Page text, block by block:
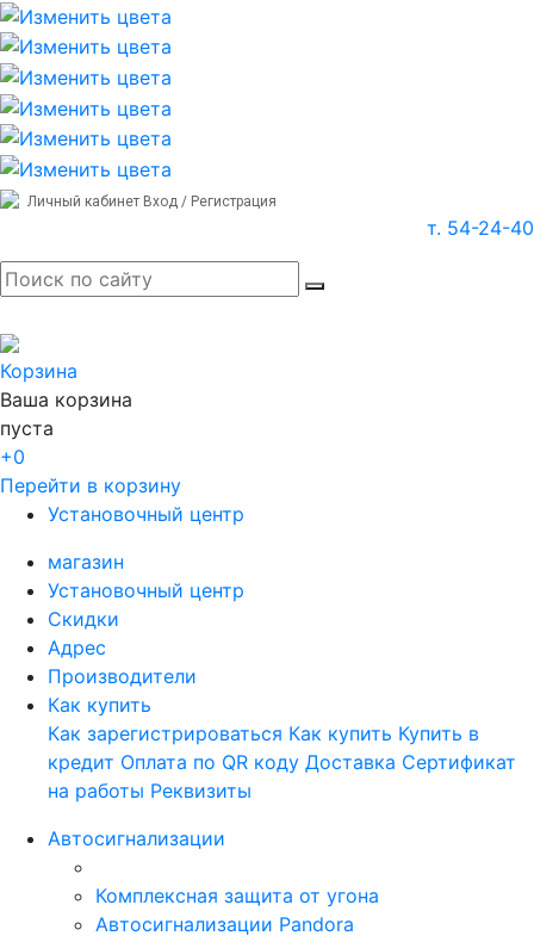
Личный кабинет Вход / Регистрация
т. 54-24-40
Корзина
Ваша корзина
пуста
+0
Перейти в корзину
Установочный центр
магазин
Установочный центр
Скидки
Адрес
Производители
Как купить
Как зарегистрироваться Как купить Купить в
кредит Оплата по QR коду Доставка Сертификат
на работы Реквизиты
Автосигнализации
Комплексная защита от угона
Автосигнализации Pandora